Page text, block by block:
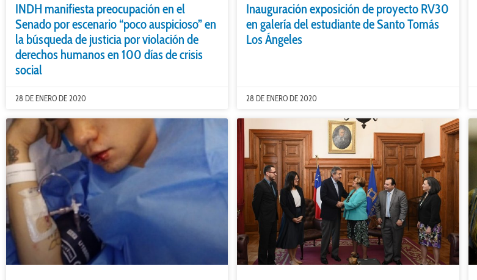
INDH manifiesta preocupación en el
Senado por escenario “poco auspicioso” en
la búsqueda de justicia por violación de
derechos humanos en 100 días de crisis
social
28 DE ENERO DE 2020
Inauguración exposición de proyecto RV30
en galería del estudiante de Santo Tomás
Los Ángeles
28 DE ENERO DE 2020